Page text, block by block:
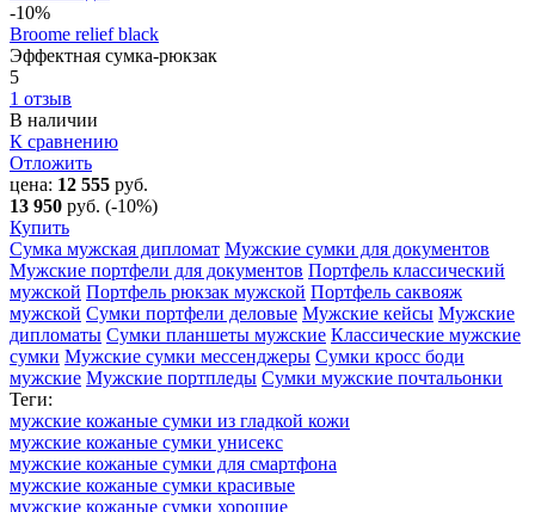
-10%
Broome relief black
Эффектная сумка-рюкзак
5
1 отзыв
В наличии
К сравнению
Отложить
цена: 12 555 руб.
13 950 руб. (-10%)
Купить
Сумка мужская дипломат Мужские сумки для документов
Мужские портфели для документов Портфель классический
мужской Портфель рюкзак мужской Портфель саквояж
мужской Сумки портфели деловые Мужские кейсы Мужские
дипломаты Сумки планшеты мужские Классические мужские
сумки Мужские сумки мессенджеры Сумки кросс боди
мужские Мужские портпледы Сумки мужские почтальонки
Теги:
мужские кожаные сумки из гладкой кожи
мужские кожаные сумки унисекс
мужские кожаные сумки для смартфона
мужские кожаные сумки красивые
мужские кожаные сумки хорошие